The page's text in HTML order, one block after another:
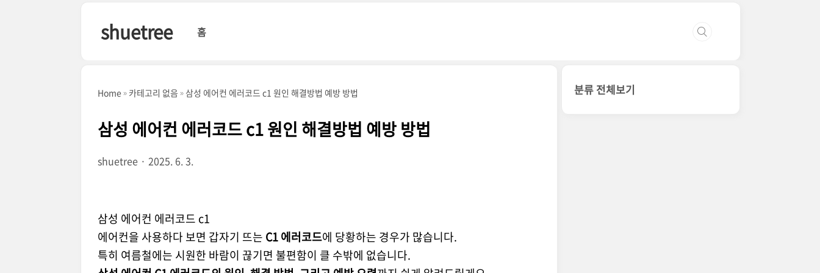
shuetree 홈
Home 카테고리 없음 삼성 에어컨 에러코드 c1 원인 해결방법 예방 방법
삼성 에어컨 에러코드 c1 원인 해결방법 예방 방법
shuetree 2025. 6. 3.
삼성 에어컨 에러코드 c1
에어컨을 사용하다 보면 갑자기 뜨는 C1 에러코드에 당황하는 경우가 많습니다.
특히 여름철에는 시원한 바람이 끊기면 불편함이 클 수밖에 없습니다.
분류 전체보기